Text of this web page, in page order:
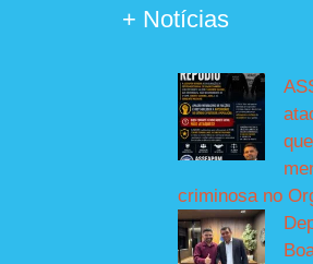
+ Notícias
criminosa no